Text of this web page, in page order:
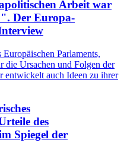
Arbeit war
Der Europa-
Parlaments,
die Ursachen und Folgen der
entwickelt auch Ideen zu ihrer
des
Spiegel der